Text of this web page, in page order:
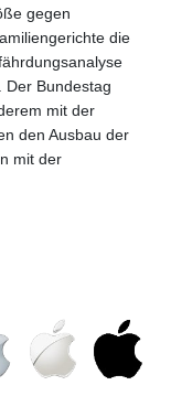
gegen
die
Der Bundestag
mit der
den Ausbau der
mit der